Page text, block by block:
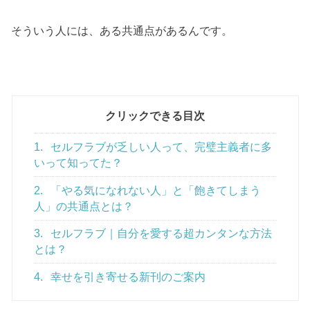
そういう人には、ある共通点があるんです。
クリックできる目次
1.
セルフラブが乏しい人って、完璧主義者に多
いって知ってた？
2.
「やる気になれない人」と「飽きてしまう
人」の共通点とは？
3.
セルフラブ｜自分を愛する超カンタンな方法
とは？
4. 幸せを引き寄せる新刊のご案内